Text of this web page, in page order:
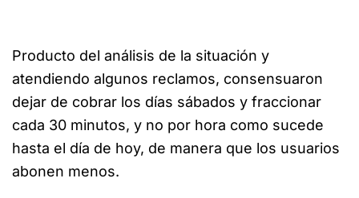
Producto del análisis de la situación y
atendiendo algunos reclamos, consensuaron
dejar de cobrar los días sábados y fraccionar
cada 30 minutos, y no por hora como sucede
hasta el día de hoy, de manera que los usuarios
abonen menos.